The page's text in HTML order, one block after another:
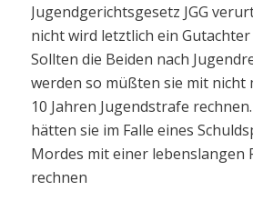
Jugendgerichtsgesetz JGG
nicht wird letztlich ein Gutachter
Sollten die Beiden nach
werden so müßten sie mit nicht
10 Jahren Jugendstrafe
hätten sie im Falle eines
Mordes mit einer lebenslangen
rechnen